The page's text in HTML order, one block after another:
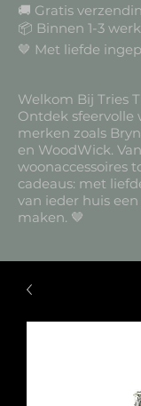
🚚 Gratis
📦 Binnen 1-3
🤎 Met liefde
Welkom Bij Tries
Ontdek sfeervolle
merken zoals
en WoodWick.
woonaccessoires
cadeaus: met
van ieder huis
maken. 🤎